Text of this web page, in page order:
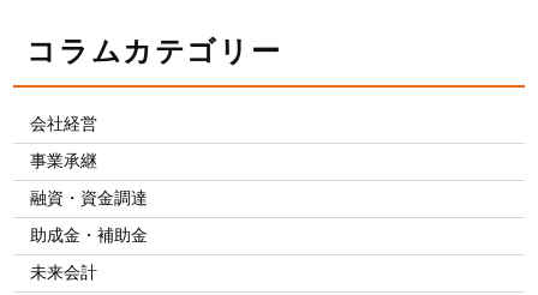
コラムカテゴリー
会社経営
事業承継
融資・資金調達
助成金・補助金
未来会計